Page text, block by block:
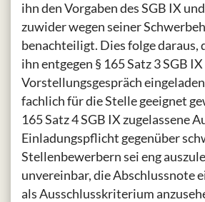
ihn den Vorgaben des SGB IX
zuwider wegen seiner
benachteiligt. Dies folge daraus,
ihn entgegen § 165 Satz 3 SGB
Vorstellungsgespräch eingeladen
fachlich für die Stelle geeignet
165 Satz 4 SGB IX zugelassene
Einladungspflicht gegenüber
Stellenbewerbern sei eng
unvereinbar, die Abschlussnote
als Ausschlusskriterium